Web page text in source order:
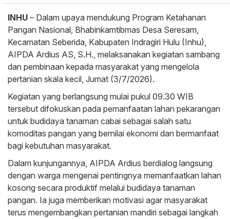
INHU – Dalam upaya mendukung Program Ketahanan
Pangan Nasional, Bhabinkamtibmas Desa Seresam,
Kecamatan Seberida, Kabupaten Indragiri Hulu (Inhu),
AIPDA Ardius AS, S.H., melaksanakan kegiatan sambang
dan pembinaan kepada masyarakat yang mengelola
pertanian skala kecil, Jumat (3/7/2026).
Kegiatan yang berlangsung mulai pukul 09.30 WIB
tersebut difokuskan pada pemanfaatan lahan pekarangan
untuk budidaya tanaman cabai sebagai salah satu
komoditas pangan yang bernilai ekonomi dan bermanfaat
bagi kebutuhan masyarakat.
Dalam kunjungannya, AIPDA Ardius berdialog langsung
dengan warga mengenai pentingnya memanfaatkan lahan
kosong secara produktif melalui budidaya tanaman
pangan. Ia juga memberikan motivasi agar masyarakat
terus mengembangkan pertanian mandiri sebagai langkah